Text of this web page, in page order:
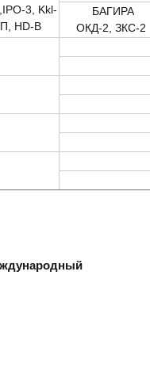
3, Kkl-
HD-В
БАГИРА
ОКД-2, ЗКС-2